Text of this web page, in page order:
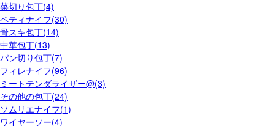
菜切り包丁(4)
ペティナイフ(30)
骨スキ包丁(14)
中華包丁(13)
パン切り包丁(7)
フィレナイフ(96)
ミートテンダライザー@(3)
その他の包丁(24)
ソムリエナイフ(1)
ワイヤーソー(4)